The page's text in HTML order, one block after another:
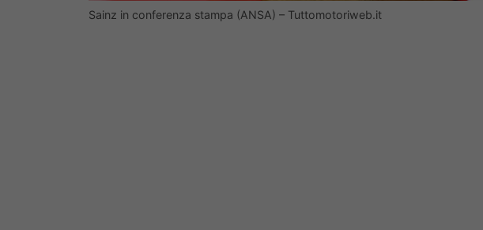
Sainz in conferenza stampa (ANSA) – Tuttomotoriweb.it